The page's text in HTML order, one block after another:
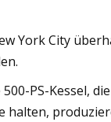
York City
PS-Kessel,
halten,